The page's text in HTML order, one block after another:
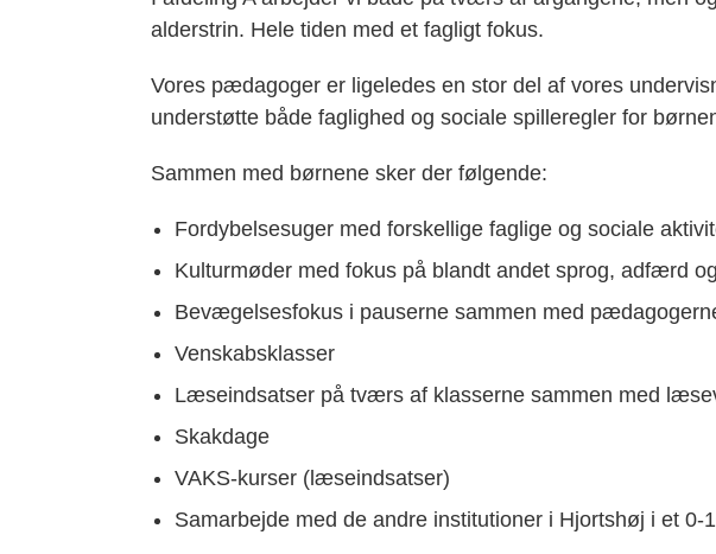
alderstrin. Hele tiden med et fagligt fokus.
Vores pædagoger er ligeledes en stor del af vores
understøtte både faglighed og sociale spilleregler for
Sammen med børnene sker der følgende:
Fordybelsesuger med forskellige faglige og sociale
Kulturmøder med fokus på blandt andet sprog, adfærd
Bevægelsesfokus i pauserne sammen med
Venskabsklasser
Læseindsatser på tværs af klasserne sammen med
Skakdage
VAKS-kurser (læseindsatser)
Samarbejde med de andre institutioner i Hjortshøj i et 0-